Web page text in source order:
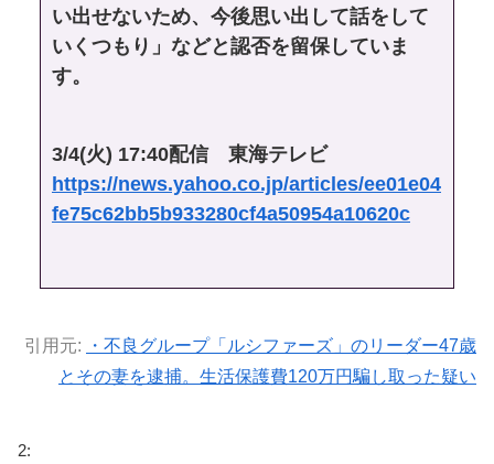
い出せないため、今後思い出して話をして
いくつもり」などと認否を留保していま
す。
3/4(火) 17:40配信 東海テレビ
https://news.yahoo.co.jp/articles/ee01e04
fe75c62bb5b933280cf4a50954a10620c
引用元:
・不良グループ「ルシファーズ」のリーダー47歳
とその妻を逮捕。生活保護費120万円騙し取った疑い
2: